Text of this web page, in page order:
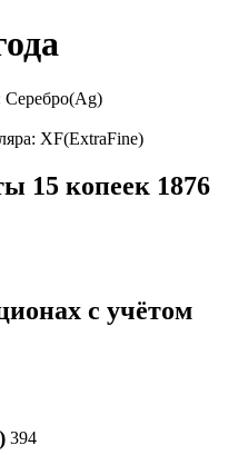
Серебро(Ag)
XF(ExtraFine)
15 копеек 1876
с учётом
394